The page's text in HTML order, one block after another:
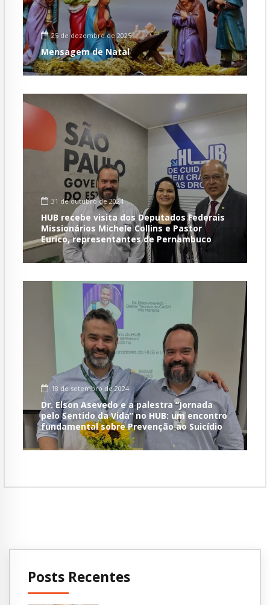
25 de dezembro de 2025
Mensagem de Natal
31 de outubro de 2024
HUB recebe visita dos Deputados Federais
Missionários Michele Collins e Pastor
Eurico, representantes de Pernambuco
18 de setembro de 2024
Dr. Elson Asevedo e a palestra “Jornada
pelo Sentido da Vida” no HUB: um encontro
fundamental sobre Prevenção ao Suicídio
Posts Recentes